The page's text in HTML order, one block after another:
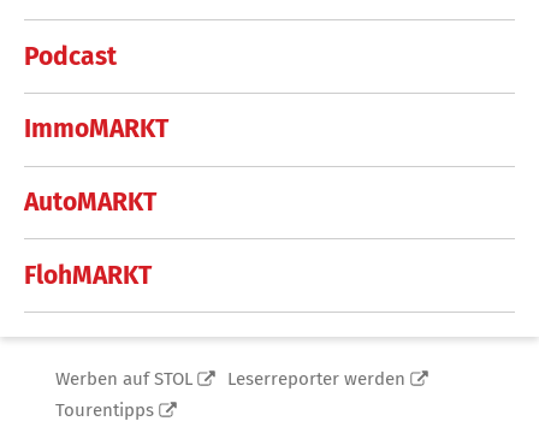
Podcast
ImmoMARKT
AutoMARKT
FlohMARKT
Werben auf STOL
Leserreporter werden
Tourentipps